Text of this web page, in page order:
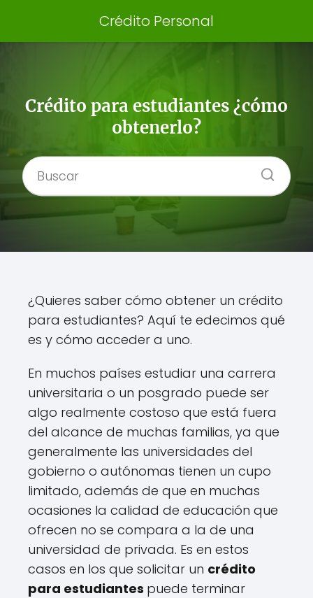
Crédito Personal
Crédito para estudiantes ¿cómo
obtenerlo?
¿Quieres saber cómo obtener un crédito
para estudiantes? Aquí te edecimos qué
es y cómo acceder a uno.
En muchos países estudiar una carrera
universitaria o un posgrado puede ser
algo realmente costoso que está fuera
del alcance de muchas familias, ya que
generalmente las universidades del
gobierno o autónomas tienen un cupo
limitado, además de que en muchas
ocasiones la calidad de educación que
ofrecen no se compara a la de una
universidad de privada. Es en estos
casos en los que solicitar un crédito
para estudiantes puede terminar